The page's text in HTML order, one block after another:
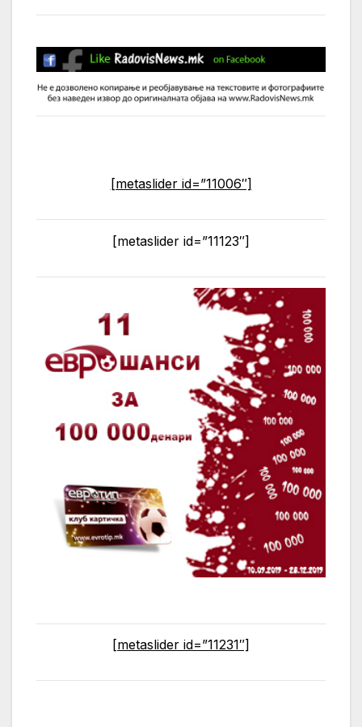
[metaslider id=”11006″]
[metaslider id=”11123″]
[metaslider id=”11231″]